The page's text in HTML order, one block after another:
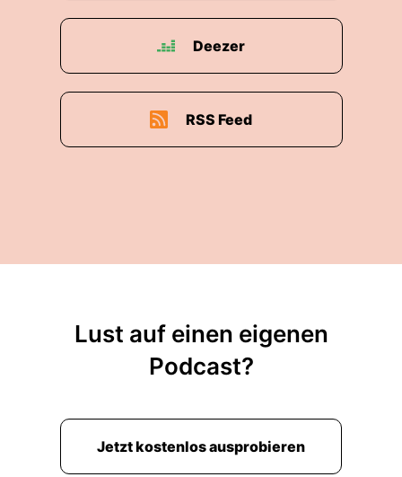
Deezer
RSS Feed
Lust auf einen eigenen
Podcast?
Jetzt kostenlos ausprobieren